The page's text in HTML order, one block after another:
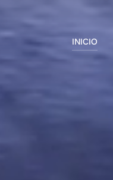
INICIO